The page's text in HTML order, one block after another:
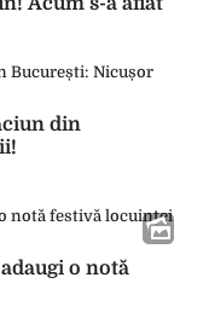
din
o notă